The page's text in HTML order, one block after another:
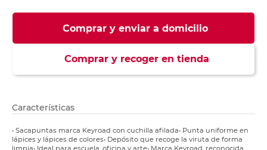
Comprar y enviar a domicilio
Comprar y recoger en tienda
Características
• Sacapuntas marca Keyroad con cuchilla afilada• Punta uniforme en
lápices y lápices de colores• Depósito que recoge la viruta de forma
limpia• Ideal para escuela, oficina y arte• Marca Keyroad, reconocida